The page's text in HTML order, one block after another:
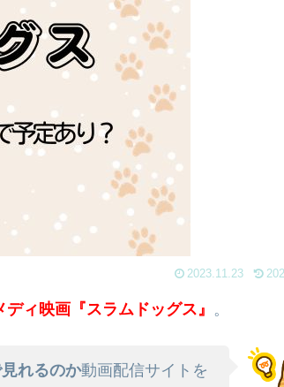
2023.11.23
ディ映画『スラムドッグス』 。
れるのか動画配信サイトを